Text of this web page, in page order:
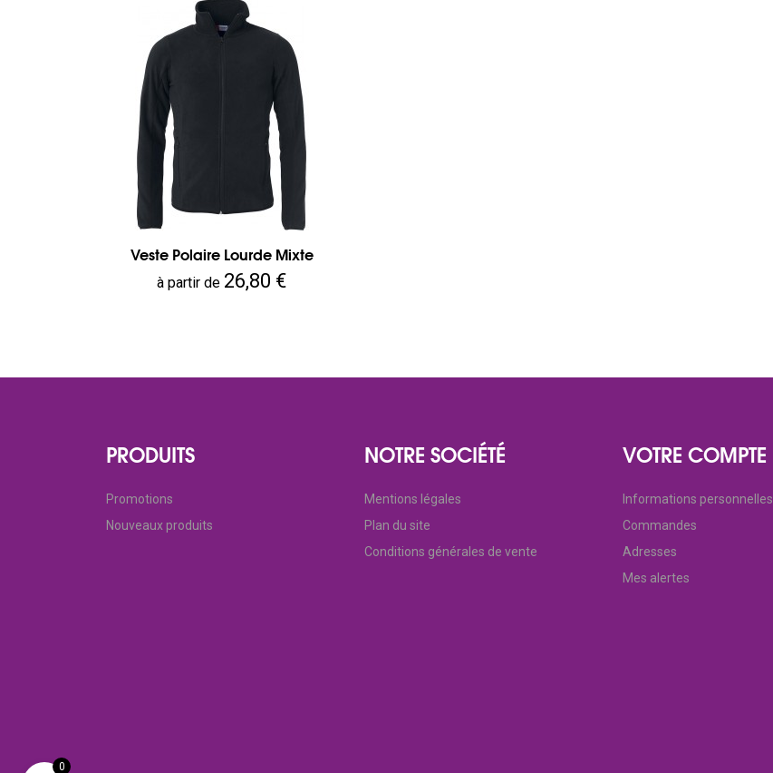
Veste Polaire Lourde Mixte
Prix
à partir de 26,80 €
PRODUITS
Promotions
Nouveaux produits
NOTRE SOCIÉTÉ
Mentions légales
Plan du site
Conditions générales de vente
VOTRE COMPTE
Informations personnelles
Commandes
Adresses
Mes alertes
0